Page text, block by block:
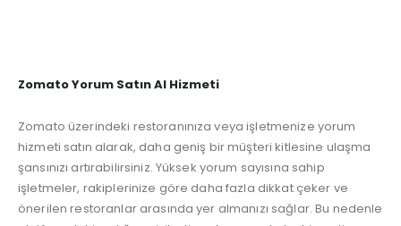
Zomato Yorum Satın Al Hizmeti
Zomato üzerindeki restoranınıza veya işletmenize yorum
hizmeti satın alarak, daha geniş bir müşteri kitlesine ulaşma
şansınızı artırabilirsiniz. Yüksek yorum sayısına sahip
işletmeler, rakiplerinize göre daha fazla dikkat çeker ve
önerilen restoranlar arasında yer almanızı sağlar. Bu nedenle